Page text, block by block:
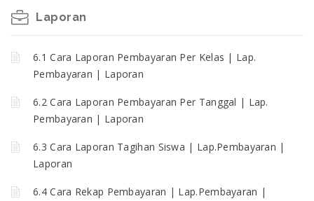
Laporan
6.1 Cara Laporan Pembayaran Per Kelas | Lap.
Pembayaran | Laporan
6.2 Cara Laporan Pembayaran Per Tanggal | Lap.
Pembayaran | Laporan
6.3 Cara Laporan Tagihan Siswa | Lap.Pembayaran |
Laporan
6.4 Cara Rekap Pembayaran | Lap.Pembayaran |